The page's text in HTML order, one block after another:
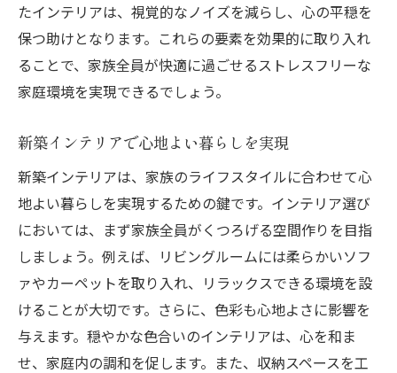
たインテリアは、視覚的なノイズを減らし、心の平穏を
保つ助けとなります。これらの要素を効果的に取り入れ
ることで、家族全員が快適に過ごせるストレスフリーな
家庭環境を実現できるでしょう。
新築インテリアで心地よい暮らしを実現
新築インテリアは、家族のライフスタイルに合わせて心
地よい暮らしを実現するための鍵です。インテリア選び
においては、まず家族全員がくつろげる空間作りを目指
しましょう。例えば、リビングルームには柔らかいソフ
ァやカーペットを取り入れ、リラックスできる環境を設
けることが大切です。さらに、色彩も心地よさに影響を
与えます。穏やかな色合いのインテリアは、心を和ま
せ、家庭内の調和を促します。また、収納スペースを工